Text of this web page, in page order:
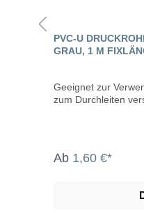
PVC-U
GRAU, 1 M
Geeignet zur
zum Durchleiten
Ab 1,60 €*